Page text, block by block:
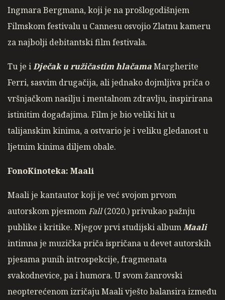
Ingmara Bergmana, koji je na prošlogodišnjem
Filmskom festivalu u Cannesu osvojio Zlatnu kameru
za najbolji debitantski film festivala.
Tu je iDječak u ružičastim hlačamaMargherite
Ferri, sasvim drugačija, ali jednako dojmljiva priča o
vršnjačkom nasilju i mentalnom zdravlju, inspirirana
istinitim događajima. Film je bio veliki hit u
talijanskim kinima, a ostvario je i veliku gledanost u
ljetnim kinima diljem obale.
FonoKinoteka: Maali
Maali je kantautor koji je već svojom prvom
autorskom pjesmomFall(2020.) privukao pažnju
publike i kritike. Njegov prvi studijski albumMaali
intimna je muzička priča ispričana u devet autorskih
pjesama punih introspekcije, fragmenata
svakodnevice, pa i humora. U svom žanrovski
neopterećenom izričaju Maali vješto balansira između